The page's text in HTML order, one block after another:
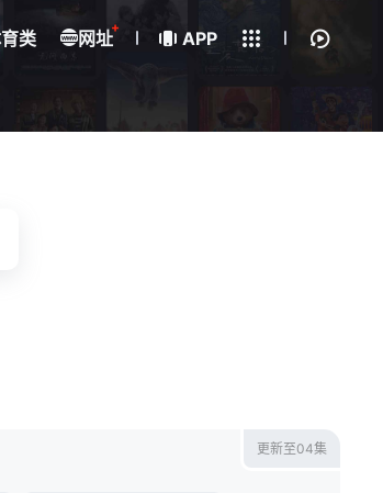
类 网址
+
APP
下载客户端
我的观影记录
更新至04集